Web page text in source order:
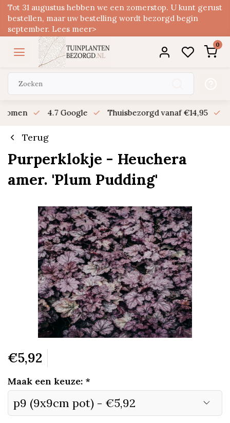
Tot 31 augustus hebben we een zomerstop. U kunt gerust
bestellen, maar uw bestelling wordt bezorgd begin
september. Lees meer>
0
4.7 Google Thuisbezorgd vanaf €14,95
Terug
Purperklokje - Heuchera
amer. 'Plum Pudding'
€5,92
Maak een keuze: *